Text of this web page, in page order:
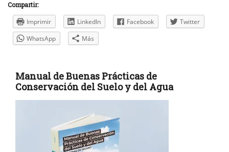
Compartir:
Imprimir LinkedIn Facebook
Twitter
WhatsApp
Más
Manual de Buenas Prácticas de
Conservación del Suelo y del Agua